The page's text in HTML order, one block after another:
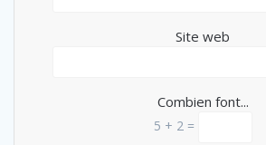
Site web
Combien font...
5 + 2 =